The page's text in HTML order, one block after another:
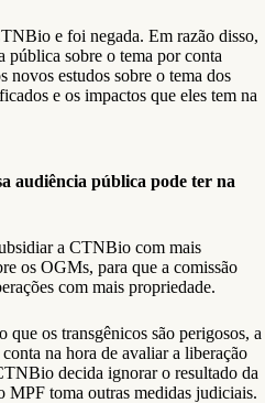
e foi negada. Em razão disso,
sobre o tema por conta
novos estudos sobre o tema dos
e os impactos que eles tem na
audiência pública pode ter na
a CTNBio com mais
os OGMs, para que a comissão
com mais propriedade.
os transgênicos são perigosos, a
na hora de avaliar a liberação
decida ignorar o resultado da
MPF toma outras medidas judiciais.